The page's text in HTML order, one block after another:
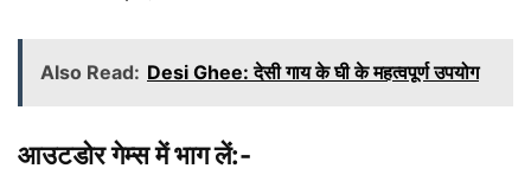
Also Read: Desi Ghee: देसी गाय के घी के महत्वपूर्ण उपयोग
आउटडोर गेम्स में भाग लें:-